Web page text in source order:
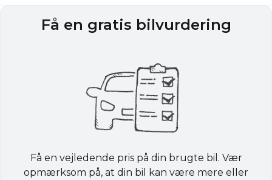
Få en gratis bilvurdering
Få en vejledende pris på din brugte bil. Vær
opmærksom på, at din bil kan være mere eller